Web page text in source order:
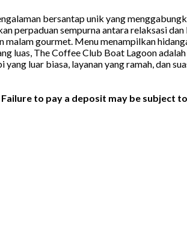
bersantap unik yang
perpaduan sempurna antara relaksasi
gourmet. Menu menampilkan
luas, The Coffee Club Boat Lagoon
luar biasa, layanan yang ramah, dan
to pay a deposit may be subject